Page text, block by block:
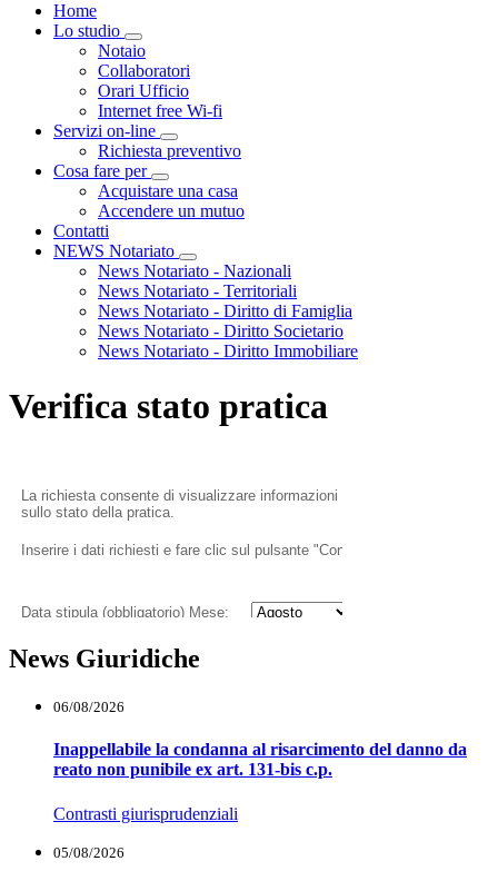
Home
Lo studio
Visualizza menù di secondo livello
Notaio
Collaboratori
Orari Ufficio
Internet free Wi-fi
Servizi on-line
Visualizza menù di secondo livello
Richiesta preventivo
Cosa fare per
Visualizza menù di secondo livello
Acquistare una casa
Accendere un mutuo
Contatti
NEWS Notariato
Visualizza menù di secondo livello
News Notariato - Nazionali
News Notariato - Territoriali
News Notariato - Diritto di Famiglia
News Notariato - Diritto Societario
News Notariato - Diritto Immobiliare
Verifica stato pratica
News Giuridiche
06/08/2026
Inappellabile la condanna al risarcimento del danno da
reato non punibile ex art. 131-bis c.p.
Contrasti giurisprudenziali
05/08/2026